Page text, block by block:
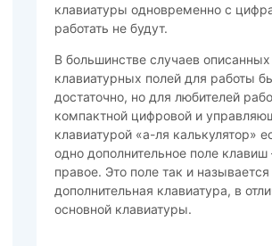
клавиатуры одновременно с
работать не будут.
В большинстве случаев описанных
клавиатурных полей для работы
достаточно, но для любителей
компактной цифровой и
клавиатурой «а-ля калькулятор»
одно дополнительное поле клавиш
правое. Это поле так и называется
дополнительная клавиатура, в
основной клавиатуры.